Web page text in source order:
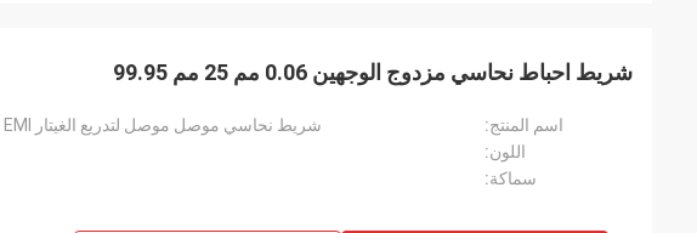
شريط احباط نحاسي مزدوج الوجهين 0.06 مم 25 مم 99.95
اسم المنتج:
شريط نحاسي موصل موصل لتدريع الغيتار EMI والحرف اليدوية
اللون:
سماكة: